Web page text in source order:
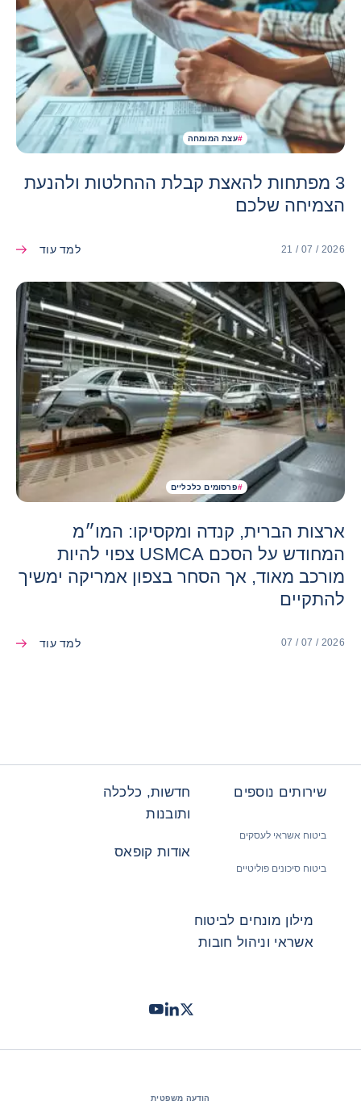
#עצת המומחה
3 מפתחות להאצת קבלת ההחלטות ולהנעת
הצמיחה שלכם
21 / 07 / 2026 למד עוד
#פרסומים כלכליים
ארצות הברית, קנדה ומקסיקו: המו״מ
המחודש על הסכם USMCA צפוי להיות
מורכב מאוד, אך הסחר בצפון אמריקה ימשיך
להתקיים
07 / 07 / 2026 למד עוד
שירותים נוספים
ביטוח אשראי לעסקים
ביטוח סיכונים פוליטיים
חדשות, כלכלה
ותובנות
אודות קופאס
מילון מונחים לביטוח
אשראי וניהול חובות
Twitter - קופאסLinkedIn
Youtube
הודעה משפטית